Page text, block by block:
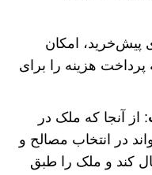
پیش‌خرید، امکان
هزینه را برای
: از آنجا که ملک در
در انتخاب مصالح و
کند و ملک را طبق